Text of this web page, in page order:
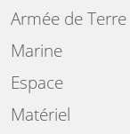
Armée de Terre
Marine
Espace
Matériel